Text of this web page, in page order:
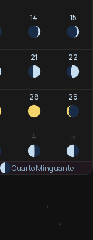
14 15
21 22
28 29
4 5
Quarto Minguante